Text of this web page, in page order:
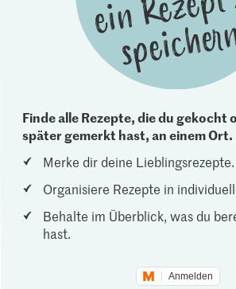
Finde alle Rezepte, die du gekocht
später gemerkt hast, an einem Ort.
Merke dir deine Lieblingsrezepte.
Organisiere Rezepte in
Behalte im Überblick, was du
hast.
Anmelden